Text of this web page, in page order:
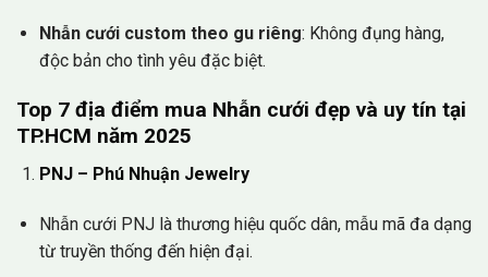
Nhẫn cưới custom theo gu riêng: Không đụng hàng,
độc bản cho tình yêu đặc biệt.
Top 7 địa điểm mua Nhẫn cưới đẹp và uy tín tại
TP.HCM năm 2025
PNJ – Phú Nhuận Jewelry
Nhẫn cưới PNJ là thương hiệu quốc dân, mẫu mã đa dạng
từ truyền thống đến hiện đại.